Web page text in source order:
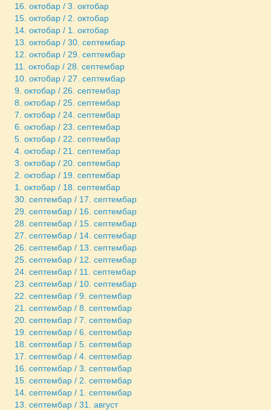
16. октобар / 3. октобар
15. октобар / 2. октобар
14. октобар / 1. октобар
13. октобар / 30. септембар
12. октобар / 29. септембар
11. октобар / 28. септембар
10. октобар / 27. септембар
9. октобар / 26. септембар
8. октобар / 25. септембар
7. октобар / 24. септембар
6. октобар / 23. септембар
5. октобар / 22. септембар
4. октобар / 21. септембар
3. октобар / 20. септембар
2. октобар / 19. септембар
1. октобар / 18. септембар
30. септембар / 17. септембар
29. септембар / 16. септембар
28. септембар / 15. септембар
27. септембар / 14. септембар
26. септембар / 13. септембар
25. септембар / 12. септембар
24. септембар / 11. септембар
23. септембар / 10. септембар
22. септембар / 9. септембар
21. септембар / 8. септембар
20. септембар / 7. септембар
19. септембар / 6. септембар
18. септембар / 5. септембар
17. септембар / 4. септембар
16. септембар / 3. септембар
15. септембар / 2. септембар
14. септембар / 1. септембар
13. септембар / 31. август